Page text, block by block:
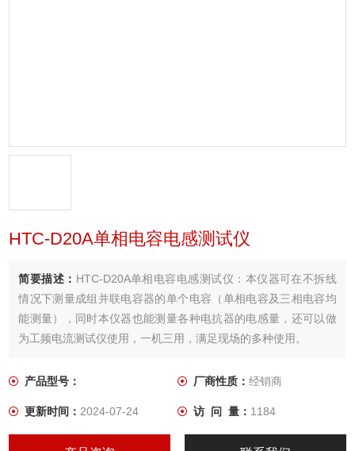
HTC-D20A单相电容电感测试仪
简要描述： HTC-D20A单相电容电感测试仪：本仪器可在不拆线
情况下测量成组并联电容器的单个电容（单相电容及三相电容均
能测量），同时本仪器也能测量各种电抗器的电感量，还可以做
为工频电流测试仪使用，一机三用，满足现场的多种使用。
产品型号： 厂商性质： 经销商
更新时间：2024-07-24 访 问 量： 1184